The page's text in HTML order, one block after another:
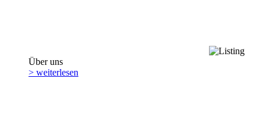
Über uns
> weiterlesen